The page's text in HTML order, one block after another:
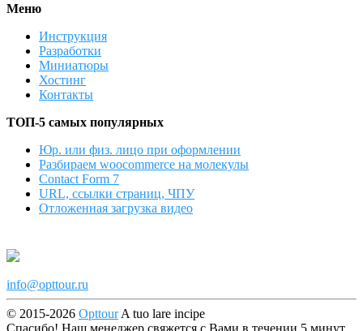
Меню
Инструкция
Разработки
Миниатюры
Хостинг
Контакты
ТОП-5 самых популярных
Юр. или физ. лицо при оформлении
Разбираем woocommerce на молекулы
Contact Form 7
URL, ссылки страниц, ЧПУ
Отложенная загрузка видео
info@opttour.ru
© 2015-2026 OpttourA tuo lare incipe
Спасибо! Наш менеджер свяжется с Вами в течении 5 минут.